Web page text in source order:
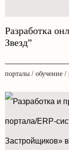
Разработка
Звезд”
порталы / обучение /